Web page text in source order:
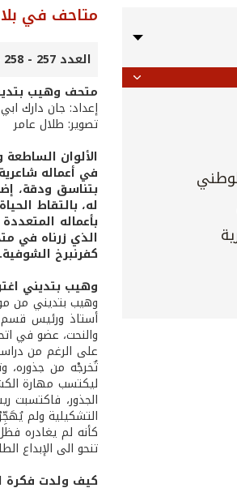
متاحف في
العدد 257 - 258 - تشرين الثاني 2006
متحف وهيب
إعداد: جان دارك
تصوير: طلال عامر
الألوان الساطعة
في أعماله
بتناسق ودقة،
له، بالتقاط
بأعماله
الذي زرناه في
كفرنبرخ الشوفية.
وهيب بتديني
والنحت، عضو في
على الرغم من
تٌخرجْه من جذوره،
ليكتسب مهارة
الجذور، فاكتسبت
التشكيلية ولم
كأنه لم يغادره
تنحو الى الإبداع
كيف ولدت فكرة